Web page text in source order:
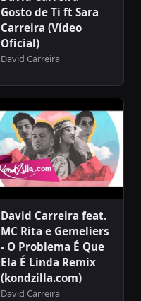
Gosto de Ti ft Sara
Carreira (Vídeo
Oficial)
David Carreira
David Carreira feat.
MC Rita e Gemeliers
- O Problema É Que
Ela É Linda Remix
(kondzilla.com)
David Carreira